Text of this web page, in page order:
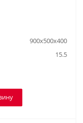
900х500х400
15.5